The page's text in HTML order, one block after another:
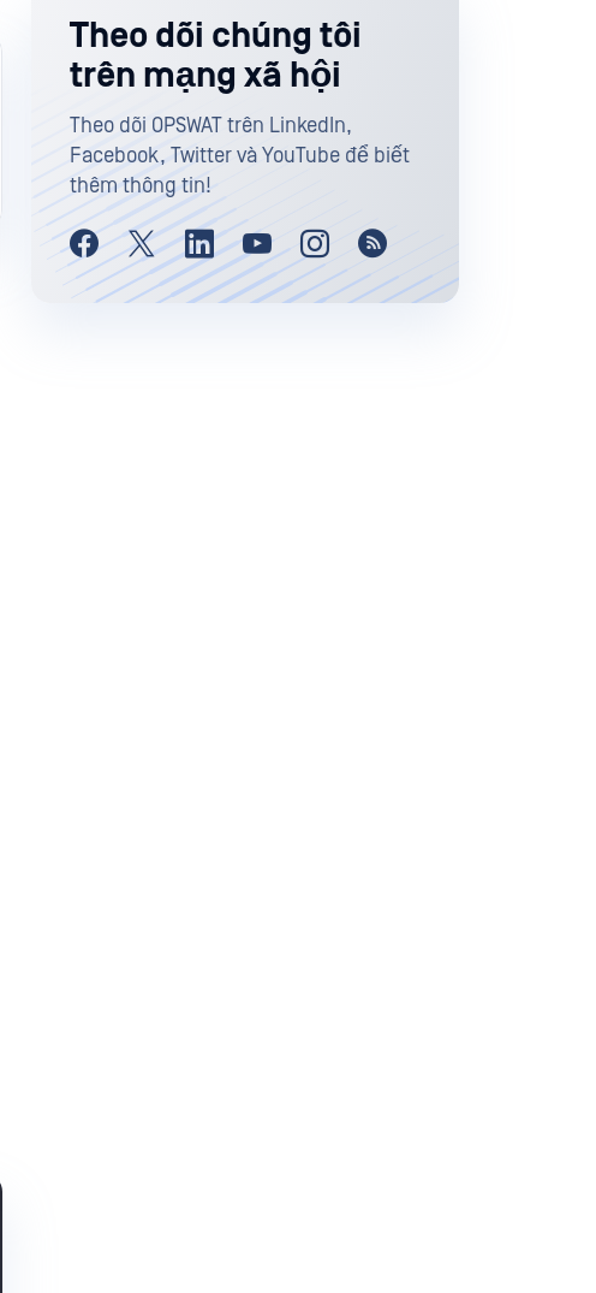
Theo dõi chúng tôi
trên mạng xã hội
Theo dõi OPSWAT trên LinkedIn,
Facebook, Twitter và YouTube để biết
thêm thông tin!